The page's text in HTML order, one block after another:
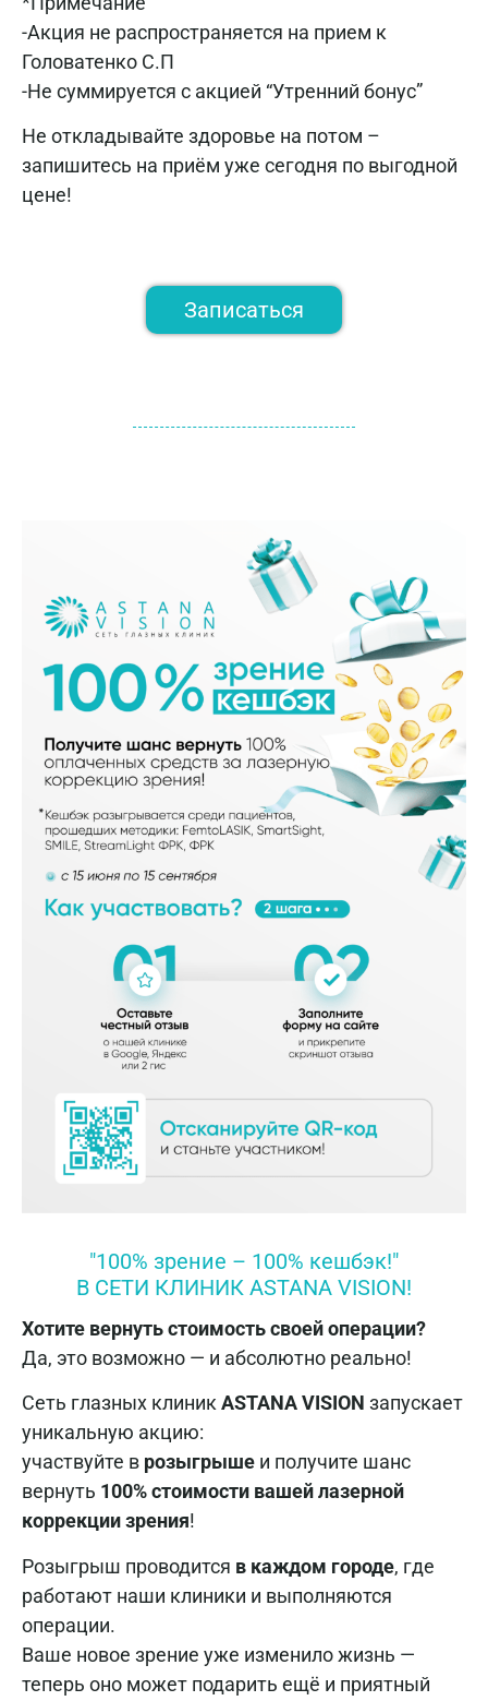
-Акция не распространяется на прием к
Головатенко С.П
-Не суммируется с акцией “Утренний бонус”
Не откладывайте здоровье на потом –
запишитесь на приём уже сегодня по выгодной
цене!
Записаться
"100% зрение – 100% кешбэк!"
В СЕТИ КЛИНИК ASTANA VISION!
Хотите вернуть стоимость своей операции?
Да, это возможно — и абсолютно реально!
Сеть глазных клиник ASTANA VISION запускает
уникальную акцию:
участвуйте в розыгрыше и получите шанс
вернуть 100% стоимости вашей лазерной
коррекции зрения!
Розыгрыш проводится в каждом городе, где
работают наши клиники и выполняются
операции.
Ваше новое зрение уже изменило жизнь —
теперь оно может подарить ещё и приятный